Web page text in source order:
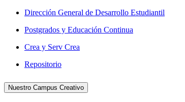
Dirección General de Desarrollo Estudiantil
Postgrados y Educación Continua
Crea y Serv Crea
Repositorio
Nuestro Campus Creativo